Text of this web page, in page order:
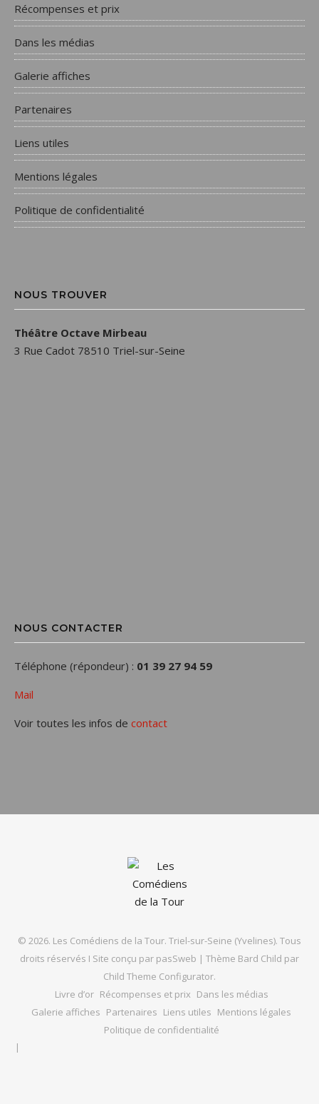
Récompenses et prix
Dans les médias
Galerie affiches
Partenaires
Liens utiles
Mentions légales
Politique de confidentialité
NOUS TROUVER
Théâtre Octave Mirbeau
3 Rue Cadot 78510 Triel-sur-Seine
NOUS CONTACTER
Téléphone (répondeur) : 01 39 27 94 59
Mail
Voir toutes les infos de contact
© 2026. Les Comédiens de la Tour. Triel-sur-Seine (Yvelines). Tous
droits réservés I Site conçu par pasSweb | Thème Bard Child par
Child Theme Configurator.
Livre d’or Récompenses et prix Dans les médias
Galerie affiches Partenaires Liens utiles Mentions légales
Politique de confidentialité